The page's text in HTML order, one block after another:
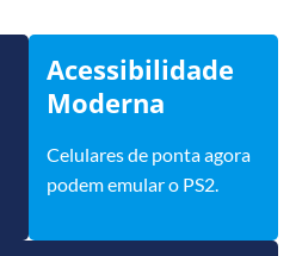
Acessibilidade
Moderna
Celulares de ponta agora
podem emular o PS2.